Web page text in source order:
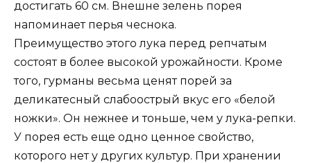
достигать 60 см. Внешне зелень порея
напоминает перья чеснока.
Преимущество этого лука перед репчатым
состоят в более высокой урожайности. Кроме
того, гурманы весьма ценят порей за
деликатесный слабоострый вкус его «белой
ножки». Он нежнее и тоньше, чем у лука-репки.
У порея есть еще одно ценное свойство,
которого нет у других культур. При хранении